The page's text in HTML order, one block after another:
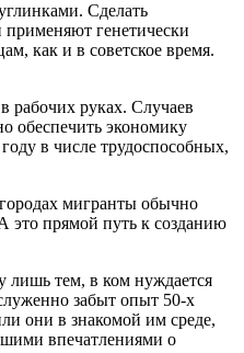
Сделать
применяют генетически
как и в советское время.
рабочих руках. Случаев
обеспечить экономику
в числе трудоспособных,
мигранты обычно
это прямой путь к созданию
лишь тем, в ком нуждается
забыт опыт 50-х
они в знакомой им среде,
впечатлениями о